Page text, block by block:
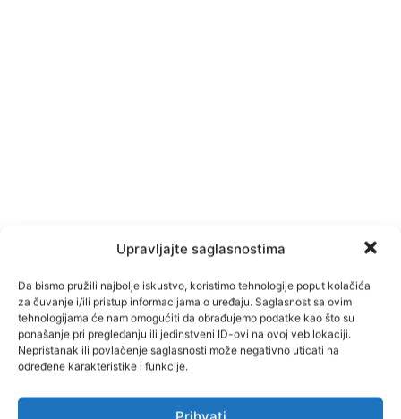
Upravljajte saglasnostima
Da bismo pružili najbolje iskustvo, koristimo tehnologije poput kolačića
za čuvanje i/ili pristup informacijama o uređaju. Saglasnost sa ovim
tehnologijama će nam omogućiti da obrađujemo podatke kao što su
ponašanje pri pregledanju ili jedinstveni ID-ovi na ovoj veb lokaciji.
Nepristanak ili povlačenje saglasnosti može negativno uticati na
određene karakteristike i funkcije.